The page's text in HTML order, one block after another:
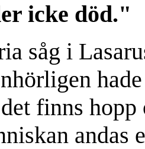
icke död."
såg i
finns
andas